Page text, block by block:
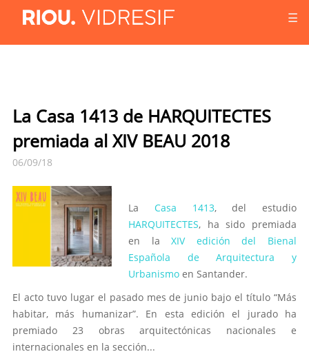
☰
La Casa 1413 de HARQUITECTES
premiada al XIV BEAU 2018
06/09/18
La Casa 1413, del estudio
HARQUITECTES, ha sido premiada
en laXIV edición del Bienal
Española de Arquitectura y
Urbanismoen Santander.
El acto tuvo lugar el pasado mes de junio bajo el título “Más
habitar, más humanizar”. En esta edición el jurado ha
premiado 23 obras arquitectónicas nacionales e
internacionales en la sección...